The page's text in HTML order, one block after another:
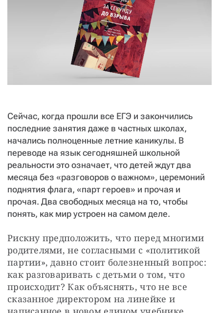
Сейчас, когда прошли все ЕГЭ и закончились
последние занятия даже в частных школах,
начались полноценные летние каникулы. В
переводе на язык сегодняшней школьной
реальности это означает, что детей ждут два
месяца без «разговоров о важном», церемоний
поднятия флага, «парт героев» и прочая и
прочая. Два свободных месяца на то, чтобы
понять, как мир устроен на самом деле.
Рискну предположить, что перед многими
родителями, не согласными с «политикой
партии», давно стоит болезненный вопрос:
как разговаривать с детьми о том, что
происходит? Как объяснять, что не все
сказанное директором на линейке и
ПОДЕЛИТЬСЯ С ДРУЗЬЯМИ
Если у вас есть вопросы, пишите donate@novayagazeta.ru